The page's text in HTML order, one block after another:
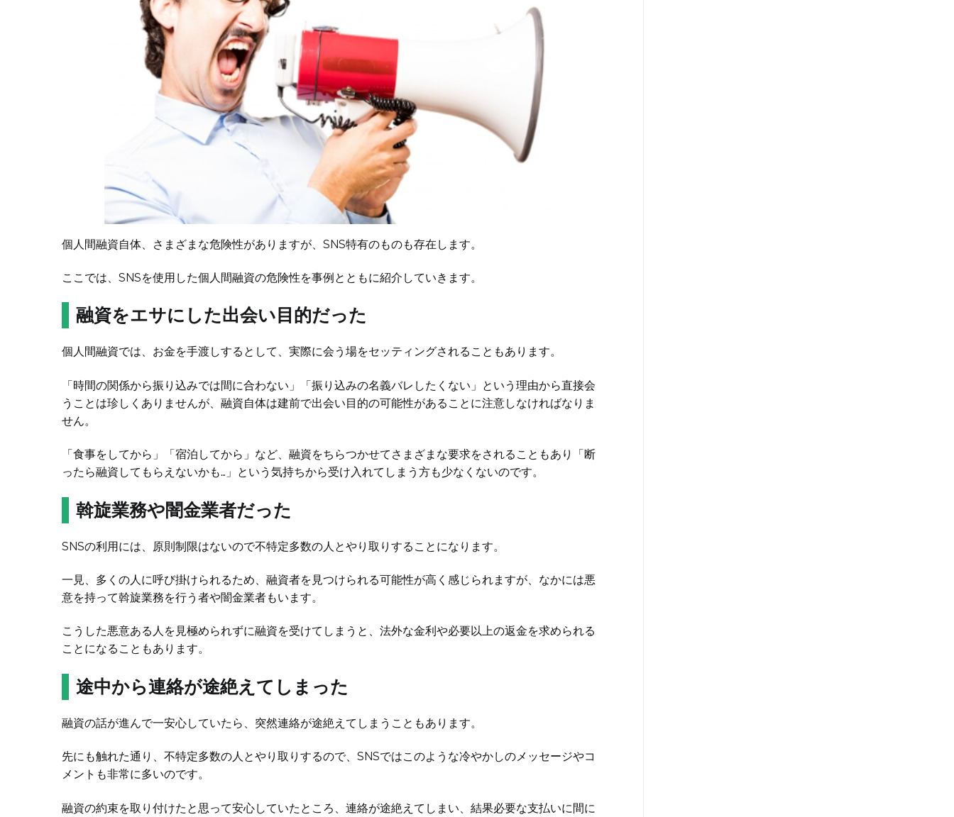
個人間融資自体、さまざまな危険性がありますが、SNS特有のものも存在します。
ここでは、SNSを使用した個人間融資の危険性を事例とともに紹介していきます。
融資をエサにした出会い目的だった
個人間融資では、お金を手渡しするとして、実際に会う場をセッティングされることもあります。
「時間の関係から振り込みでは間に合わない」「振り込みの名義バレしたくない」という理由から直接会
うことは珍しくありませんが、融資自体は建前で出会い目的の可能性があることに注意しなければなりま
せん。
「食事をしてから」「宿泊してから」など、融資をちらつかせてさまざまな要求をされることもあり「断
ったら融資してもらえないかも…」という気持ちから受け入れてしまう方も少なくないのです。
斡旋業務や闇金業者だった
SNSの利用には、原則制限はないので不特定多数の人とやり取りすることになります。
一見、多くの人に呼び掛けられるため、融資者を見つけられる可能性が高く感じられますが、なかには悪
意を持って斡旋業務を行う者や闇金業者もいます。
こうした悪意ある人を見極められずに融資を受けてしまうと、法外な金利や必要以上の返金を求められる
ことになることもあります。
途中から連絡が途絶えてしまった
融資の話が進んで一安心していたら、突然連絡が途絶えてしまうこともあります。
先にも触れた通り、不特定多数の人とやり取りするので、SNSではこのような冷やかしのメッセージやコ
メントも非常に多いのです。
融資の約束を取り付けたと思って安心していたところ、連絡が途絶えてしまい、結果必要な支払いに間に